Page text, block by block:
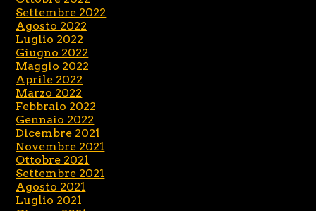
Settembre 2022
Agosto 2022
Luglio 2022
Giugno 2022
Maggio 2022
Aprile 2022
Marzo 2022
Febbraio 2022
Gennaio 2022
Dicembre 2021
Novembre 2021
Ottobre 2021
Settembre 2021
Agosto 2021
Luglio 2021